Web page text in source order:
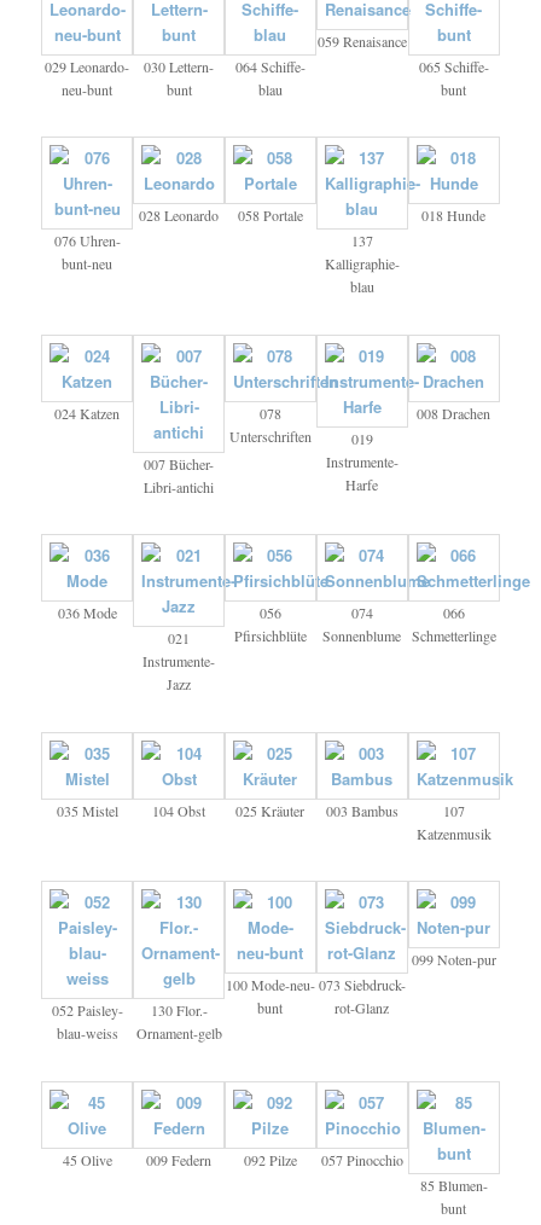
029 Leonardo-
neu-bunt
030 Lettern-
bunt
064 Schiffe-
blau
059 Renaisance
065 Schiffe-
bunt
076 Uhren-
bunt-neu
028 Leonardo
058 Portale
137
Kalligraphie-
blau
018 Hunde
024 Katzen
007 Bücher-
Libri-antichi
078
Unterschriften
019
Instrumente-
Harfe
008 Drachen
036 Mode
021
Instrumente-
Jazz
056
Pfirsichblüte
074
Sonnenblume
066
Schmetterlinge
035 Mistel 104 Obst 025 Kräuter 003 Bambus
107
Katzenmusik
052 Paisley-
blau-weiss
130 Flor.-
Ornament-gelb
100 Mode-neu-
bunt
073 Siebdruck-
rot-Glanz
099 Noten-pur
45 Olive 009 Federn 092 Pilze
057 Pinocchio
85 Blumen-
bunt